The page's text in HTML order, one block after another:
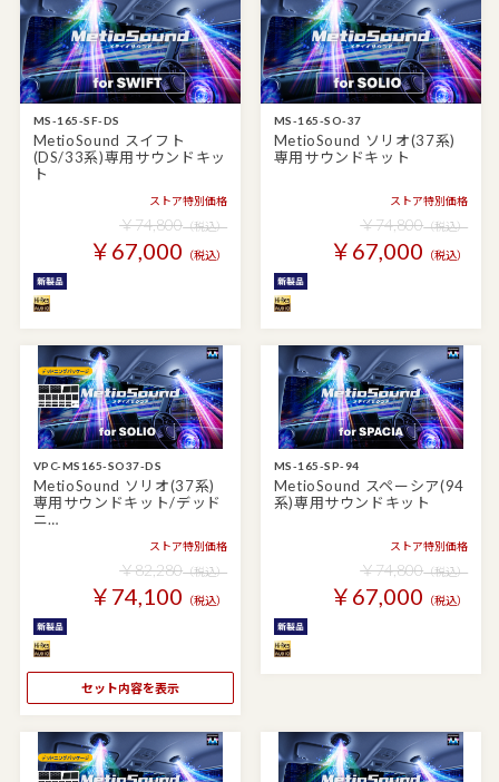
MS-165-SF-DS
MetioSound スイフト
(DS/33系)専用サウンドキッ
ト
ストア特別価格
￥74,800（税込）
￥67,000 （税込）
MS-165-SO-37
MetioSound ソリオ(37系)
専用サウンドキット
ストア特別価格
￥74,800（税込）
￥67,000 （税込）
VPC-MS165-SO37-DS
MetioSound ソリオ(37系)
専用サウンドキット/デッド
ニ…
ストア特別価格
￥82,280（税込）
￥74,100 （税込）
セット内容を表示
MS-165-SP-94
MetioSound スペーシア(94
系)専用サウンドキット
ストア特別価格
￥74,800（税込）
￥67,000 （税込）